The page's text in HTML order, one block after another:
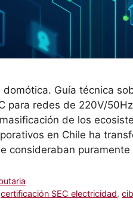
domótica. Guía técnica
para redes de 220V/
de los
en Chile ha
consideraban
certificación SEC electricidad,